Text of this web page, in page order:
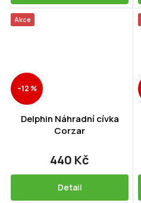
Akce
–12 %
Delphin Náhradní cívka
Corzar
440 Kč
Detail